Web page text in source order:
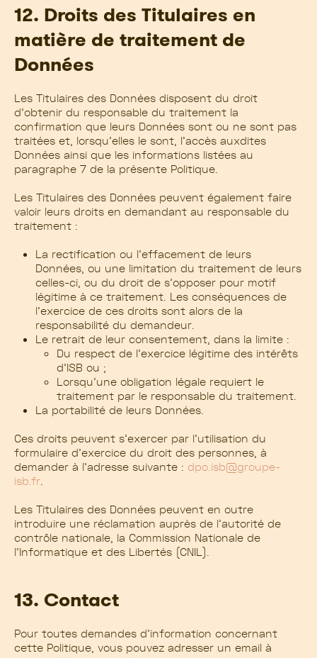
12. Droits des Titulaires en
matière de traitement de
Données
Les Titulaires des Données disposent du droit
d’obtenir du responsable du traitement la
confirmation que leurs Données sont ou ne sont pas
traitées et, lorsqu’elles le sont, l’accès auxdites
Données ainsi que les informations listées au
paragraphe 7 de la présente Politique.
Les Titulaires des Données peuvent également faire
valoir leurs droits en demandant au responsable du
traitement :
La rectification ou l’effacement de leurs
Données, ou une limitation du traitement de leurs
celles-ci, ou du droit de s’opposer pour motif
légitime à ce traitement. Les conséquences de
l’exercice de ces droits sont alors de la
responsabilité du demandeur.
Le retrait de leur consentement, dans la limite :
Du respect de l’exercice légitime des intérêts
d’ISB ou ;
Lorsqu’une obligation légale requiert le
traitement par le responsable du traitement.
La portabilité de leurs Données.
Ces droits peuvent s’exercer par l’utilisation du
formulaire d’exercice du droit des personnes, à
demander à l’adresse suivante : dpo.isb@groupe-
isb.fr.
Les Titulaires des Données peuvent en outre
introduire une réclamation auprès de l’autorité de
contrôle nationale, la Commission Nationale de
l’Informatique et des Libertés (CNIL).
13. Contact
Pour toutes demandes d’information concernant
cette Politique, vous pouvez adresser un email à